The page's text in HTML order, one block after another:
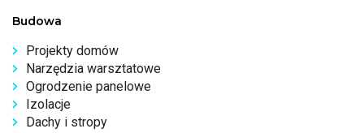
Budowa
Projekty domów
Narzędzia warsztatowe
Ogrodzenie panelowe
Izolacje
Dachy i stropy